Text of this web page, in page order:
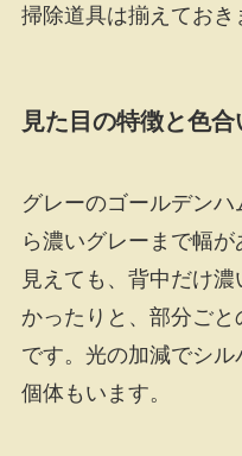
掃除道具は揃えておき
見た目の特徴と色
グレーのゴールデン
ら濃いグレーまで幅
見えても、背中だけ
かったりと、部分ご
です。光の加減でシ
個体もいます。